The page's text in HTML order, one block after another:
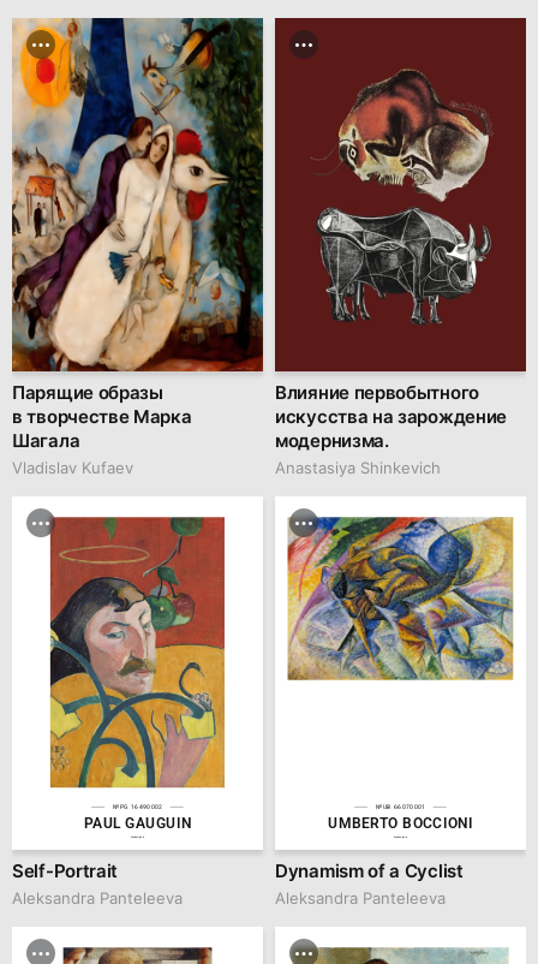
Парящие образы
в творчестве Марка
Шагала
Vladislav Kufaev
Влияние первобытного
искусства на зарождение
модернизма.
Anastasiya Shinkevich
№PG 16490002
PAUL GAUGUIN
Self-Portrait
Aleksandra Panteleeva
№UB 66070001
UMBERTO BOCCIONI
Dynamism of a Cyclist
Aleksandra Panteleeva